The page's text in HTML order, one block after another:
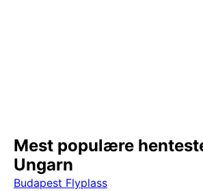
Mest populære
Ungarn
Budapest Flyplass